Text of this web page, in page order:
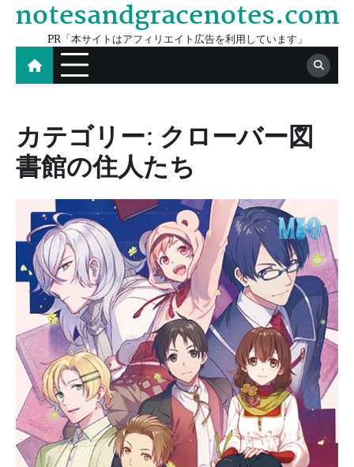
Skip
content
notesandgracenotes.com
PR「本サイトはアフィリエイト広告を利用しています」
カテゴリー: クローバー図
書館の住人たち